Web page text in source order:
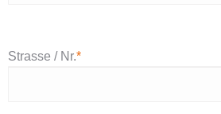
Strasse / Nr.*